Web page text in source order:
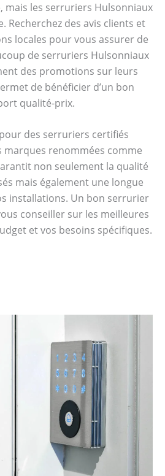
mais les serruriers Hulsonniaux
Recherchez des avis clients et
locales pour vous assurer de
de serruriers Hulsonniaux
des promotions sur leurs
de bénéficier d’un bon
qualité-prix.
des serruriers certifiés
marques renommées comme
non seulement la qualité
mais également une longue
installations. Un bon serrurier
conseiller sur les meilleures
et vos besoins spécifiques.